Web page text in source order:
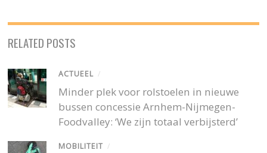
RELATED POSTS
ACTUEEL /
Minder plek voor rolstoelen in nieuwe
bussen concessie Arnhem-Nijmegen-
Foodvalley: ‘We zijn totaal verbijsterd’
MOBILITEIT /